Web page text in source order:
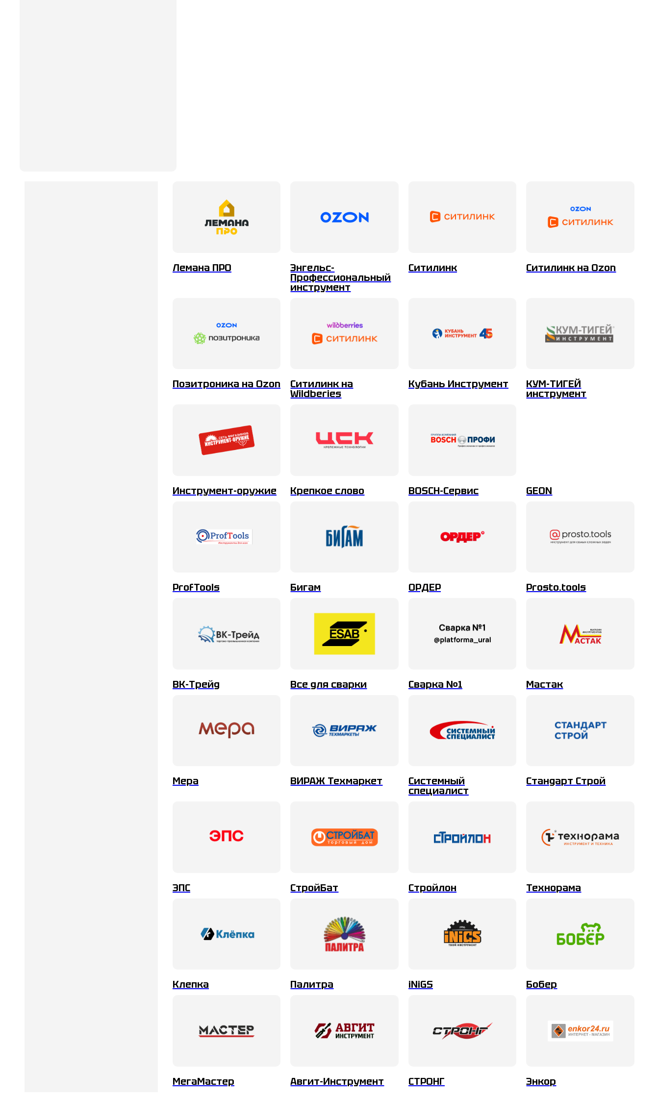
Лемана ПРО Энгельс-
Профессиональный
инструмент
Ситилинк Ситилинк на Ozon
Позитроника на Ozon Ситилинк на
Wildberies
Кубань Инструмент КУМ-ТИГЕЙ
инструмент
Инструмент-оружие Крепкое слово BOSCH-Сервис GEON
ProfTools Бигам ОРДЕР Prosto.tools
ВК-Трейд Все для сварки Сварка №1 Мастак
Мера ВИРАЖ Техмаркет Системный
специалист
Стандарт Строй
ЭПС СтройБат Стройлон Технорама
Клепка Палитра iNiGS Бобер
МегаМастер Авгит-Инструмент СТРОНГ Энкор